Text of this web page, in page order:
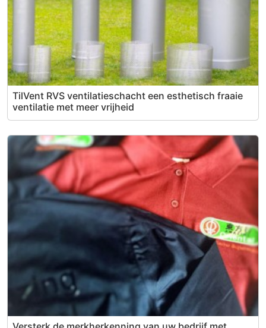
TilVent RVS ventilatieschacht een esthetisch fraaie
ventilatie met meer vrijheid